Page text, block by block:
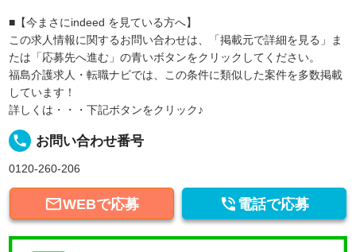
■【今まさにindeed を見ている方へ】
この求人情報に関するお問い合わせは、「掲載元で詳細を見る」ま
たは「応募先へ進む」の青いボタンをクリックしてください。
福島介護求人・転職ナビでは、この条件に類似した案件を多数掲載
しています！
詳しくは・・・下記ボタンをクリック♪
local_phone お問い合わせ番号
0120-260-206
WEBで応募  電話で応募